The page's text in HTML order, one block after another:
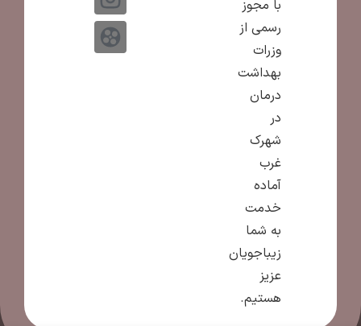
با مجوز
رسمی از
وزرات
بهداشت
درمان
در
شهرک
غرب
آماده
خدمت
به شما
زیباجویان
عزیز
هستیم.